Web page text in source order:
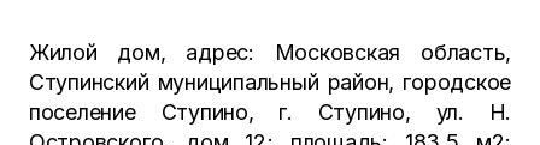
Жилой дом, адрес: Московская область,
Ступинский муниципальный район, городское
поселение Ступино, г. Ступино, ул. Н.